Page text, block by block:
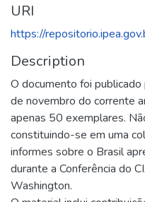
URI
https://
Description
O documento foi
de novembro do corrente
apenas 50 exemplares.
constituindo-se em uma
informes sobre o Brasil
durante a Conferência do
Washington.